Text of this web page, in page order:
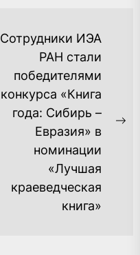
Сотрудники ИЭА
РАН стали
победителями
конкурса «Книга
года: Сибирь –
Евразия» в
номинации
«Лучшая
краеведческая
книга»